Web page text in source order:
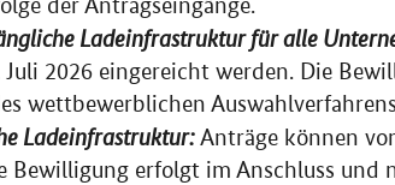
Ladeinfrastruktur für alle
2026 eingereicht werden. Die
wettbewerblichen
Ladeinfrastruktur:Anträge können
Bewilligung erfolgt im Anschluss und